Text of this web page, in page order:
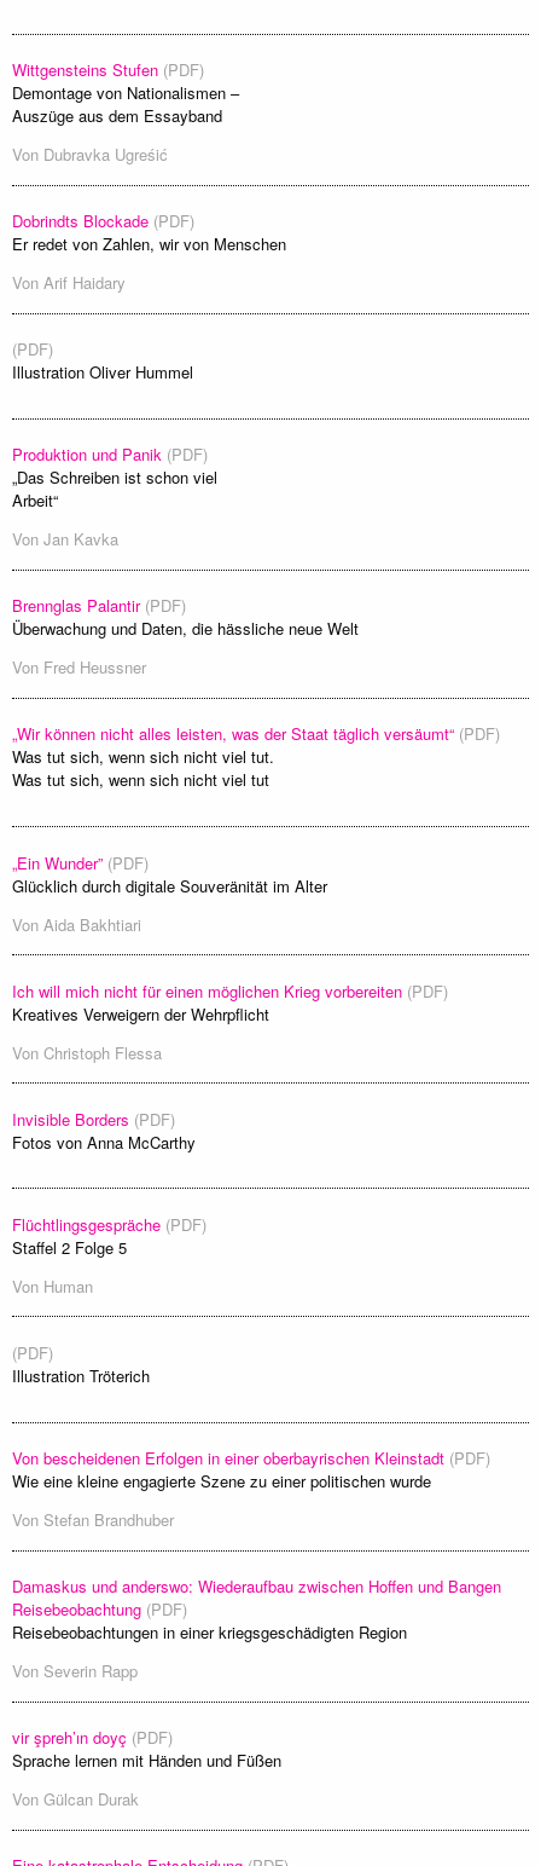
Wittgensteins Stufen (PDF)
Demontage von Nationalismen –
Auszüge aus dem Essayband
Von Dubravka Ugreśić
Dobrindts Blockade (PDF)
Er redet von Zahlen, wir von Menschen
Von Arif Haidary
(PDF)
Illustration Oliver Hummel
Produktion und Panik (PDF)
„Das Schreiben ist schon viel
Arbeit“
Von Jan Kavka
Brennglas Palantir (PDF)
Überwachung und Daten, die hässliche neue Welt
Von Fred Heussner
„Wir können nicht alles leisten, was der Staat täglich versäumt“ (PDF)
Was tut sich, wenn sich nicht viel tut.
Was tut sich, wenn sich nicht viel tut
„Ein Wunder” (PDF)
Glücklich durch digitale Souveränität im Alter
Von Aida Bakhtiari
Ich will mich nicht für einen möglichen Krieg vorbereiten (PDF)
Kreatives Verweigern der Wehrpflicht
Von Christoph Flessa
Invisible Borders (PDF)
Fotos von Anna McCarthy
Flüchtlingsgespräche (PDF)
Staffel 2 Folge 5
Von Human
(PDF)
Illustration Tröterich
Von bescheidenen Erfolgen in einer oberbayrischen Kleinstadt (PDF)
Wie eine kleine engagierte Szene zu einer politischen wurde
Von Stefan Brandhuber
Damaskus und anderswo: Wiederaufbau zwischen Hoffen und Bangen
Reisebeobachtung (PDF)
Reisebeobachtungen in einer kriegsgeschädigten Region
Von Severin Rapp
vir şpreh’ın doyç (PDF)
Sprache lernen mit Händen und Füßen
Von Gülcan Durak